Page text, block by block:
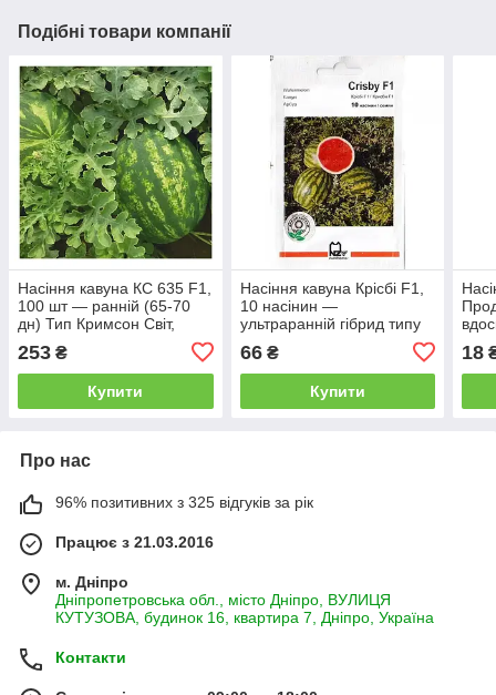
Подібні товари компанії
Насіння кавуна КС 635 F1,
100 шт — ранній (65-70
дн) Тип Кримсон Світ,
253 ₴
Купити
Насіння кавуна Крісбі F1,
10 насінин —
ультраранній гібрид типу
Zaden
66₴
Купити
18
Про нас
96% позитивних з 325 відгуків за рік
Працює з 21.03.2016
м. Дніпро
Дніпропетровська обл., місто Дніпро, ВУЛИЦЯ
КУТУЗОВА, будинок 16, квартира 7, Дніпро, Україна
Контакти